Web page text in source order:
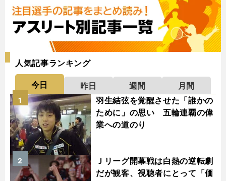
人気記事ランキング
今日 昨日 週間
月間
羽生結弦を覚醒させた「誰かの
ために」の思い 五輪連覇の偉
業への道のり
1
Ｊリーグ開幕戦は白熱の逆転劇
だが観客、視聴者にとって「価
2